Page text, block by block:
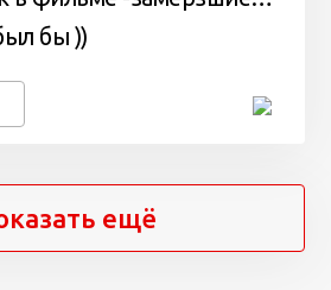
бы ))
ещё